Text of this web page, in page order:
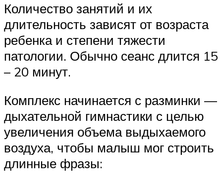
Количество занятий и их
длительность зависят от возраста
ребенка и степени тяжести
патологии. Обычно сеанс длится 15
– 20 минут.
Комплекс начинается с разминки —
дыхательной гимнастики с целью
увеличения объема выдыхаемого
воздуха, чтобы малыш мог строить
длинные фразы: